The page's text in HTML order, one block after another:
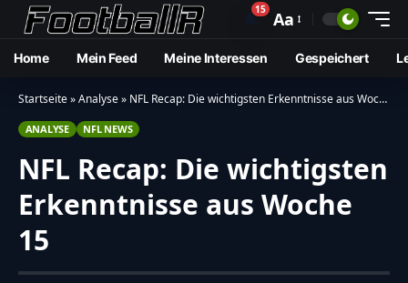
🔔15 Aa
Home Mein Feed Meine Interessen Gespeichert
Startseite»Analyse» NFL Recap: Die wichtigsten Erkenntnisse aus Woche 15
ANALYSE NFL NEWS
NFL Recap: Die wichtigsten
Erkenntnisse aus Woche
15